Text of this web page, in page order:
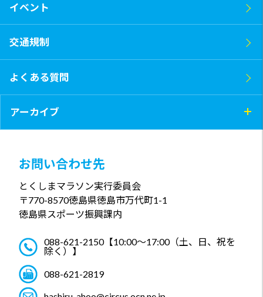
イベント
交通規制
よくある質問
アーカイブ
お問い合わせ先
とくしまマラソン実行委員会
〒770-8570徳島県徳島市万代町1-1
徳島県スポーツ振興課内
088-621-2150【10:00～17:00（土、日、祝を
除く）】
088-621-2819